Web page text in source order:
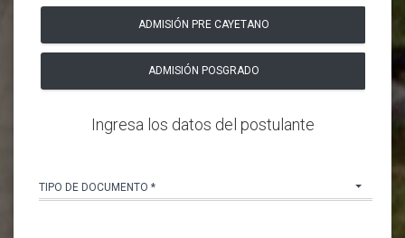
ADMISIÓN PRE CAYETANO
ADMISIÓN POSGRADO
Ingresa los datos del postulante
TIPO DE DOCUMENTO *